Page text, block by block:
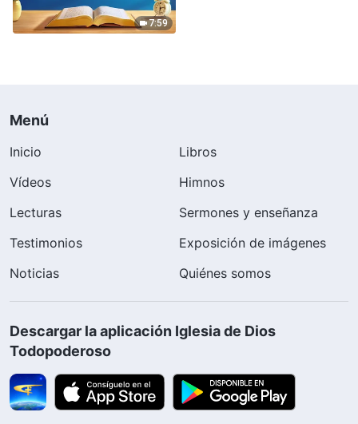
7:59
Menú
Inicio
Libros
Vídeos
Himnos
Lecturas
Sermones y enseñanza
Testimonios
Exposición de imágenes
Noticias
Quiénes somos
Descargar la aplicación Iglesia de Dios
Todopoderoso